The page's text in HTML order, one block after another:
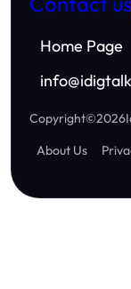
Home Page
info@
Copyright©2026
About Us